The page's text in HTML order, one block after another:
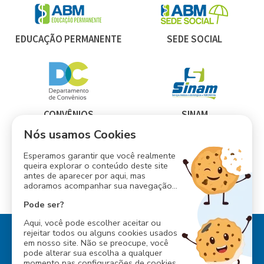
EDUCAÇÃO PERMANENTE SEDE SOCIAL
CONVÊNIOS SINAM
CONSÓRCIO ABM INESS
Nós usamos Cookies
Esperamos garantir que você realmente
queira explorar o conteúdo deste site
antes de aparecer por aqui, mas
adoramos acompanhar sua navegação...
Pode ser?
Aqui, você pode escolher aceitar ou
rejeitar todos ou alguns cookies usados
em nosso site. Não se preocupe, você
pode alterar sua escolha a qualquer